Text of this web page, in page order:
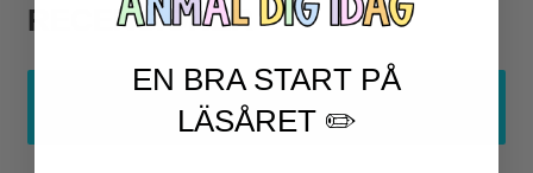
RECENSIONER
Det finns inga recensioner än.
EN BRA START PÅ
LÄSÅRET ✏️